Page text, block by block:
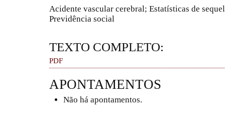
Acidente vascular cerebral; Estatísticas de
Previdência social
TEXTO COMPLETO:
PDF
APONTAMENTOS
Não há apontamentos.